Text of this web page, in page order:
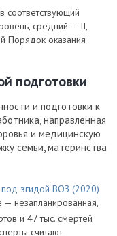
соответствующий
средний — II,
Порядок оказания
подготовки
и подготовки к
направленная
и медицинскую
семьи, материнства
эгидой ВОЗ (2020)
незапланированная,
и 47 тыс. смертей
считают